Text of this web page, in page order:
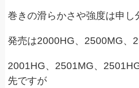
巻きの滑らかさや強度は申し
発売は2000HG、2500MG、
2001HG、2501MG、
先ですが